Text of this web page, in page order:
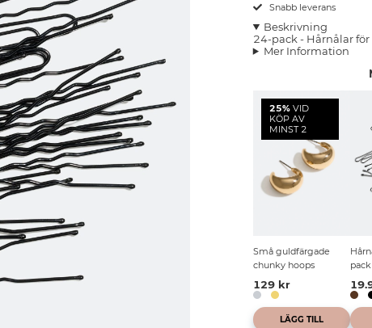
Snabb leverans
Beskrivning
24-pack - Hårnålar
Mer Information
25%VID
KÖP AV
MINST 2
Små guldfärgade
chunky hoops
129 kr
LÄGG TILL
pack